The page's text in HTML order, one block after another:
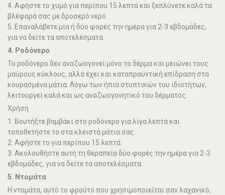
4. Αφήστε το χυμό για περίπου 15 λεπτά και ξεπλύνετε καλά τα
βλέφαρά σας με δροσερό νερό.
5. Επαναλάβετε μία ή δύο φορές την ημέρα για 2-3 εβδομάδες,
για να δείτε τα αποτελέσματα.
4. Ροδόνερο
Το ροδόνερο δεν αναζωογονεί μόνο το δέρμα και μειώνει τους
μαύρους κύκλους, αλλά έχει και καταπραϋντική επίδραση στα
κουρασμένα μάτια. Λόγω των ήπια στυπτικών του ιδιοτήτων,
λειτουργεί καλά και ως αναζωογονητικό του δέρματος.
Χρήση
1. Βουτήξτε βαμβάκι στο ροδόνερο για λίγα λεπτά και
τοποθετήστε το στα κλειστά μάτια σας.
2. Αφήστε το για περίπου 15 λεπτά.
3. Ακολουθήστε αυτή τη θεραπεία δύο φορές την ημέρα για 2-3
εβδομάδες, για να δείτε τα αποτελέσματα.
5. Ντομάτα
Η ντομάτα, αυτό το φρούτο που χρησιμοποιείται σαν λαχανικό,